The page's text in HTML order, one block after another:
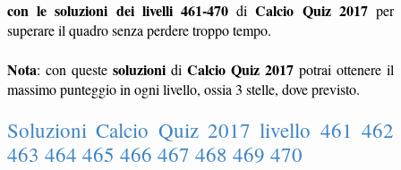
con le soluzioni dei livelli 461-470 diCalcio Quiz 2017per
superare il quadro senza perdere troppo tempo.
Nota: con queste soluzioni di Calcio Quiz 2017 potrai ottenere il
massimo punteggio in ogni livello, ossia 3 stelle, dove previsto.
Soluzioni Calcio Quiz 2017 livello 461 462
463 464 465 466 467 468 469 470